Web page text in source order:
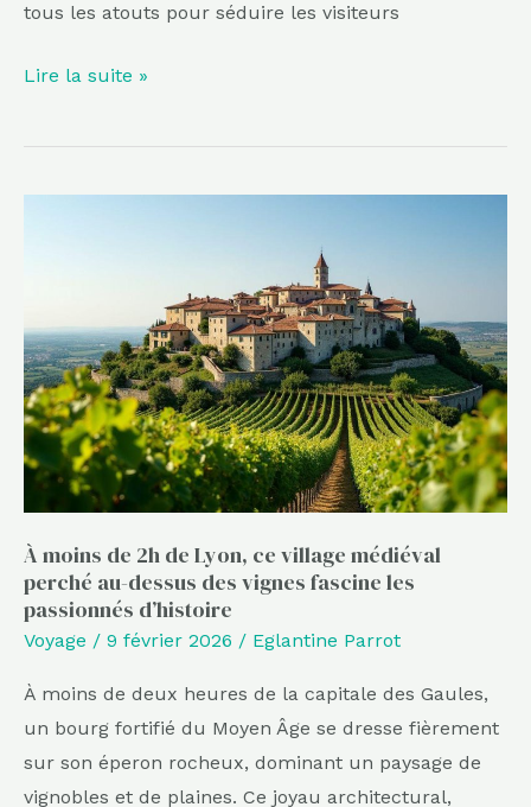
tous les atouts pour séduire les visiteurs
Lire la suite »
À moins de 2h de Lyon, ce village médiéval
perché au-dessus des vignes fascine les
passionnés d’histoire
Voyage / 9 février 2026 / Eglantine Parrot
À moins de deux heures de la capitale des Gaules,
un bourg fortifié du Moyen Âge se dresse fièrement
sur son éperon rocheux, dominant un paysage de
vignobles et de plaines. Ce joyau architectural,
de
Lyon,
ce
village
médiéval
perché
au-
dessus
des
vignes
fascine
les
passionnés
d’histoire